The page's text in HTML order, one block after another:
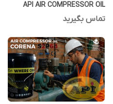
API AIR COMPRESSOR OIL
CORENA S2P46 بشکه 208 لیتری
تماس بگیرید